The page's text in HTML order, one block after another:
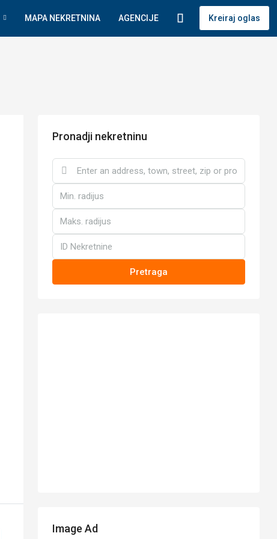
MAPA NEKRETNINA AGENCIJE Kreiraj oglas
Pronadji nekretninu
Pretraga
Image Ad